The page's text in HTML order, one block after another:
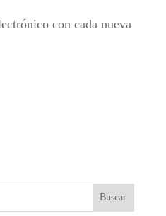
con cada nueva